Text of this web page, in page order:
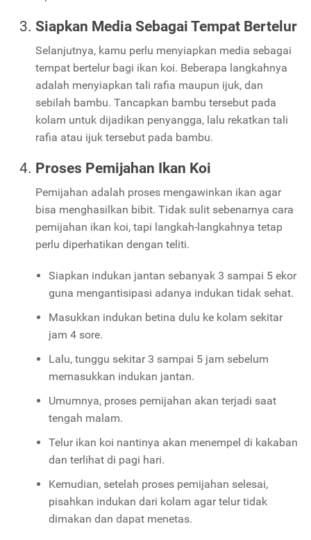
Siapkan Media Sebagai Tempat Bertelur
Selanjutnya, kamu perlu menyiapkan media sebagai
tempat bertelur bagi ikan koi. Beberapa langkahnya
adalah menyiapkan tali rafia maupun ijuk, dan
sebilah bambu. Tancapkan bambu tersebut pada
kolam untuk dijadikan penyangga, lalu rekatkan tali
rafia atau ijuk tersebut pada bambu.
Proses Pemijahan Ikan Koi
Pemijahan adalah proses mengawinkan ikan agar
bisa menghasilkan bibit. Tidak sulit sebenarnya cara
pemijahan ikan koi, tapi langkah-langkahnya tetap
perlu diperhatikan dengan teliti.
Siapkan indukan jantan sebanyak 3 sampai 5 ekor
guna mengantisipasi adanya indukan tidak sehat.
Masukkan indukan betina dulu ke kolam sekitar
jam 4 sore.
Lalu, tunggu sekitar 3 sampai 5 jam sebelum
memasukkan indukan jantan.
Umumnya, proses pemijahan akan terjadi saat
tengah malam.
Telur ikan koi nantinya akan menempel di kakaban
dan terlihat di pagi hari.
Kemudian, setelah proses pemijahan selesai,
pisahkan indukan dari kolam agar telur tidak
dimakan dan dapat menetas.